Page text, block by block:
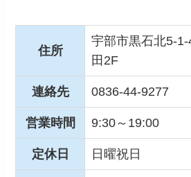
住所
宇部市黒石北5-
田2F
連絡先 0836-44-9277
営業時間 9:30～19:00
定休日 日曜祝日